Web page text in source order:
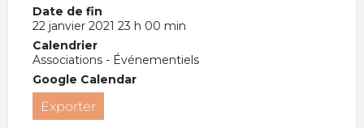
Date de fin
22 janvier 2021 23 h 00 min
Calendrier
Associations - Événementiels
Google Calendar
Exporter